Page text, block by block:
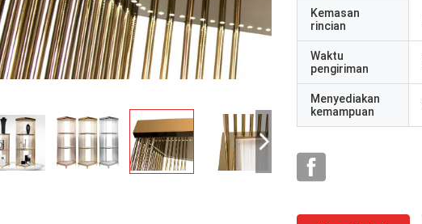
Kemasan
rincian
Waktu
pengiriman
Menyediakan
kemampuan